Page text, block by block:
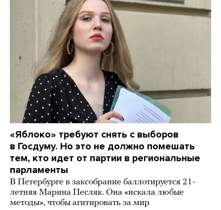
«Яблоко» требуют снять с выборов
в Госдуму. Но это не должно помешать
тем, кто идет от партии в региональные
парламенты
В Петербурге в заксобрание баллотируется 21-
летняя Марина Песляк. Она «искала любые
методы», чтобы агитировать за мир